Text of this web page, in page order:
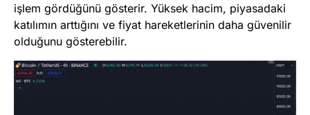
işlem gördüğünü gösterir. Yüksek hacim, piyasadaki
katılımın arttığını ve fiyat hareketlerinin daha güvenilir
olduğunu gösterebilir.